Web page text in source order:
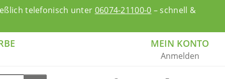
telefonisch unter 06074-21100-0 – schnell &
MEIN KONTO
Anmelden